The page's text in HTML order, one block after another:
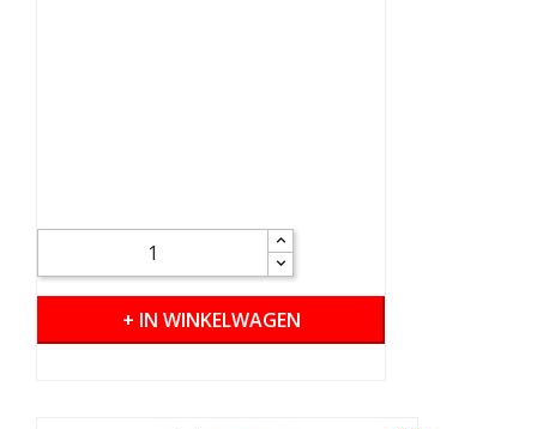
+ IN WINKELWAGEN